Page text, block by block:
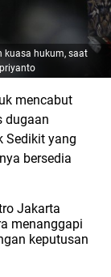
kuasa hukum, saat
mencabut
dugaan
Sedikit yang
bersedia
Jakarta
menanggapi
keputusan